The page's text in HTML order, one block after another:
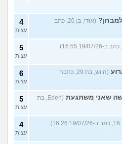
(אודי, בן 20, כתב
4
עצות
5
עצות
(היוש, בת 29, כתבה
6
עצות
שאני משתגעת
(Eden, בת
5
עצות
4
עצות